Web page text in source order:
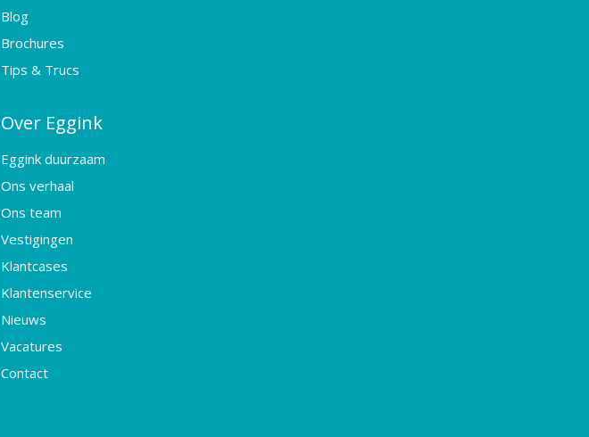
Blog
Brochures
Tips & Trucs
Over Eggink
Eggink duurzaam
Ons verhaal
Ons team
Vestigingen
Klantcases
Klantenservice
Nieuws
Vacatures
Contact